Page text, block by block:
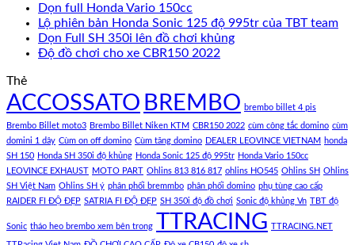
Dọn full Honda Vario 150cc
Lộ phiên bản Honda Sonic 125 độ 995tr của TBT team
Dọn Full SH 350i lên đồ chơi khủng
Độ đồ chơi cho xe CBR150 2022
Thẻ
ACCOSSATO BREMBO brembo billet 4 pis
Brembo Billet moto3 Brembo Billet Niken KTM CBR150 2022 cùm công tắc domino cùm
domini 1 dây Cùm on off domino Cùm tăng domino DEALER LEOVINCE VIETNAM honda
SH 150 Honda SH 350i độ khủng Honda Sonic 125 độ 995tr Honda Vario 150cc
LEOVINCE EXHAUST MOTO PART Ohlins 813 816 817 ohlins HO545 Ohlins SH Ohlins
SH Việt Nam Ohlins SH ý phân phối bremmbo phân phối domino phụ tùng cao cấp
RAIDER FI ĐỘ ĐẸP SATRIA FI ĐỘ ĐẸP SH 350i độ đồ chơi Sonic độ khủng Vn TBT độ
Sonic tháo heo brembo xem bên trong TTRACING TTRACING.NET